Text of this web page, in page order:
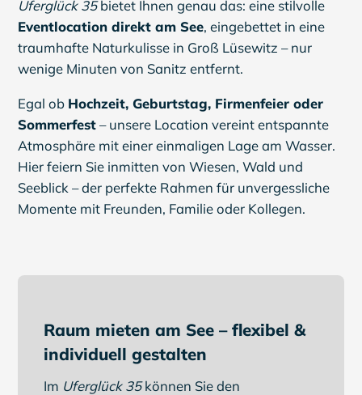
Uferglück 35bietet Ihnen genau das: eine stilvolle
Eventlocation direkt am See, eingebettet in eine
traumhafte Naturkulisse in Groß Lüsewitz – nur
wenige Minuten von Sanitz entfernt.
Egal ob Hochzeit, Geburtstag, Firmenfeier oder
Sommerfest– unsere Location vereint entspannte
Atmosphäre mit einer einmaligen Lage am Wasser.
Hier feiern Sie inmitten von Wiesen, Wald und
Seeblick – der perfekte Rahmen für unvergessliche
Momente mit Freunden, Familie oder Kollegen.
Raum mieten am See – flexibel &
individuell gestalten
Im Uferglück 35können Sie den